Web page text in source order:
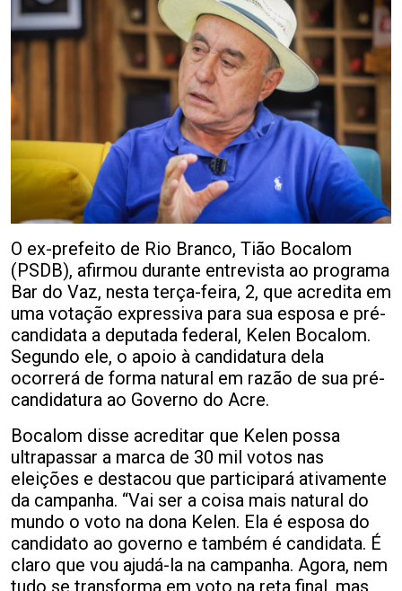
O ex-prefeito de Rio Branco, Tião Bocalom
(PSDB), afirmou durante entrevista ao programa
Bar do Vaz, nesta terça-feira, 2, que acredita em
uma votação expressiva para sua esposa e pré-
candidata a deputada federal, Kelen Bocalom.
Segundo ele, o apoio à candidatura dela
ocorrerá de forma natural em razão de sua pré-
candidatura ao Governo do Acre.
Bocalom disse acreditar que Kelen possa
ultrapassar a marca de 30 mil votos nas
eleições e destacou que participará ativamente
da campanha. “Vai ser a coisa mais natural do
mundo o voto na dona Kelen. Ela é esposa do
candidato ao governo e também é candidata. É
claro que vou ajudá-la na campanha. Agora, nem